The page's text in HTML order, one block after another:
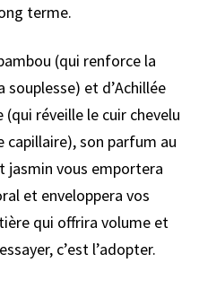
terme.
(qui renforce la
et d’Achillée
réveille le cuir chevelu
capillaire), son parfum au
jasmin vous emportera
et enveloppera vos
qui offrira volume et
c’est l’adopter.